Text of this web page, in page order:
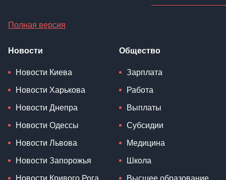
Полная версия
Новости
Новости Киева
Новости Харькова
Новости Днепра
Новости Одессы
Новости Львова
Новости Запорожья
Новости Кривого Рога
Общество
Зарплата
Работа
Выплаты
Субсидии
Медицина
Школа
Высшее образование